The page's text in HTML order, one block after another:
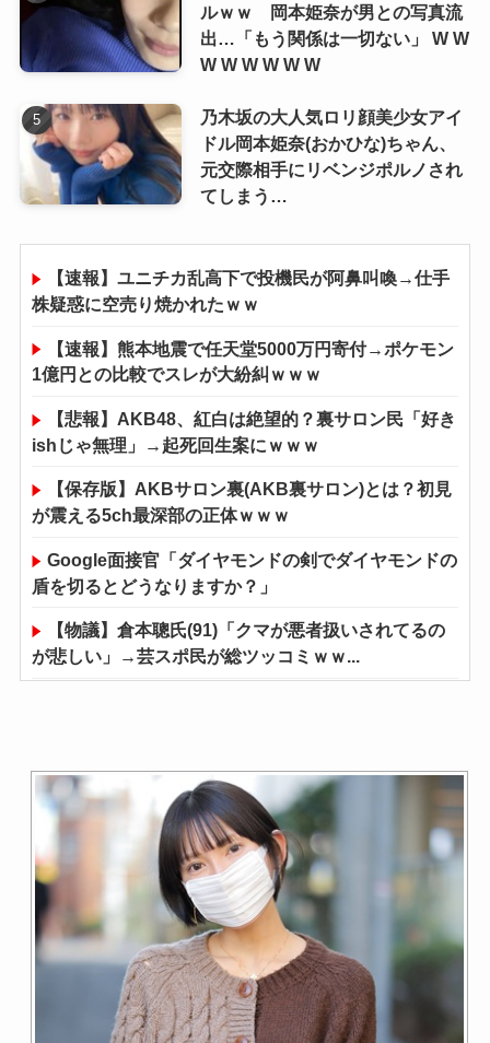
ルｗｗ 岡本姫奈が男との写真流
出…「もう関係は一切ない」 W W
W W W W W W
乃木坂の大人気ロリ顔美少女アイ
ドル岡本姫奈(おかひな)ちゃん、
元交際相手にリベンジポルノされ
てしまう…
【速報】ユニチカ乱高下で投機民が阿鼻叫喚→仕手
株疑惑に空売り焼かれたｗｗ
【速報】熊本地震で任天堂5000万円寄付→ポケモン
1億円との比較でスレが大紛糾ｗｗｗ
【悲報】AKB48、紅白は絶望的？裏サロン民「好き
ishじゃ無理」→起死回生案にｗｗｗ
【保存版】AKBサロン裏(AKB裏サロン)とは？初見
が震える5ch最深部の正体ｗｗｗ
Google面接官「ダイヤモンドの剣でダイヤモンドの
盾を切るとどうなりますか？」
【物議】倉本聰氏(91)「クマが悪者扱いされてるの
が悲しい」→芸スポ民が総ツッコミｗｗ...
【画像】竹﨑由佳アナ ピタパンのお尻！！
渋谷にあるナイトプールがエロすぎると話題に
【悲報】最強ヒロイン・瀬戸環奈、この作品だけず
っと１５０円で売られつづける…
川名凛、写真集！アンジュルムメンバー、小ぶりな
エロおっぱい最高！
【動画】ま○こが臭い女が撮られるｗｗｗｗｗｗｗ
ｗｗｗｗｗｗｗｗｗｗｗｗｗｗｗｗｗｗｗｗ...